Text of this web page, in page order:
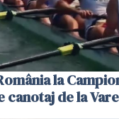
la
canotaj de la